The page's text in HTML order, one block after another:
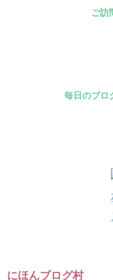
ご訪
毎日のブロ
にほんブログ村